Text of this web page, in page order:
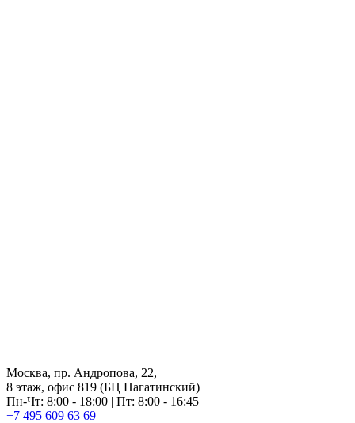
Москва, пр. Андропова, 22,
8 этаж, офис 819 (БЦ Нагатинский)
Пн-Чт: 8:00 - 18:00 | Пт: 8:00 - 16:45
+7 495 609 63 69